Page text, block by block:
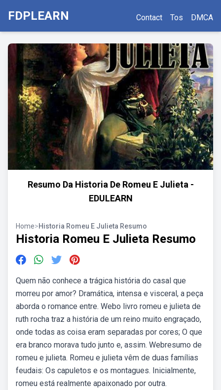
FDPLEARN Contact Tos DMCA
Resumo Da Historia De Romeu E Julieta -
EDULEARN
Home>Historia Romeu E Julieta Resumo
Historia Romeu E Julieta Resumo
Quem não conhece a trágica história do casal que
morreu por amor? Dramática, intensa e visceral, a peça
aborda o romance entre. Webo livro romeu e julieta de
ruth rocha traz a história de um reino muito engraçado,
onde todas as coisa eram separadas por cores; O que
era branco morava tudo junto e, assim. Webresumo de
romeu e julieta. Romeu e julieta vêm de duas famílias
feudais: Os capuletos e os montagues. Inicialmente,
romeu está realmente apaixonado por outra.